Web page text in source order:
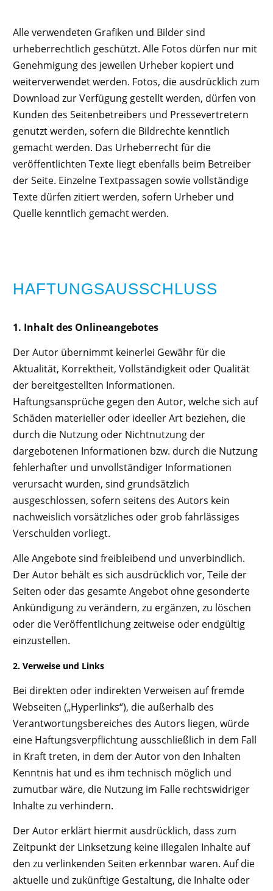
Alle verwendeten Grafiken und Bilder sind
urheberrechtlich geschützt. Alle Fotos dürfen nur mit
Genehmigung des jeweilen Urheber kopiert und
weiterverwendet werden. Fotos, die ausdrücklich zum
Download zur Verfügung gestellt werden, dürfen von
Kunden des Seitenbetreibers und Pressevertretern
genutzt werden, sofern die Bildrechte kenntlich
gemacht werden. Das Urheberrecht für die
veröffentlichten Texte liegt ebenfalls beim Betreiber
der Seite. Einzelne Textpassagen sowie vollständige
Texte dürfen zitiert werden, sofern Urheber und
Quelle kenntlich gemacht werden.
HAFTUNGSAUSSCHLUSS
1. Inhalt des Onlineangebotes
Der Autor übernimmt keinerlei Gewähr für die
Aktualität, Korrektheit, Vollständigkeit oder Qualität
der bereitgestellten Informationen.
Haftungsansprüche gegen den Autor, welche sich auf
Schäden materieller oder ideeller Art beziehen, die
durch die Nutzung oder Nichtnutzung der
dargebotenen Informationen bzw. durch die Nutzung
fehlerhafter und unvollständiger Informationen
verursacht wurden, sind grundsätzlich
ausgeschlossen, sofern seitens des Autors kein
nachweislich vorsätzliches oder grob fahrlässiges
Verschulden vorliegt.
Alle Angebote sind freibleibend und unverbindlich.
Der Autor behält es sich ausdrücklich vor, Teile der
Seiten oder das gesamte Angebot ohne gesonderte
Ankündigung zu verändern, zu ergänzen, zu löschen
oder die Veröffentlichung zeitweise oder endgültig
einzustellen.
2. Verweise und Links
Bei direkten oder indirekten Verweisen auf fremde
Webseiten („Hyperlinks“), die außerhalb des
Verantwortungsbereiches des Autors liegen, würde
eine Haftungsverpflichtung ausschließlich in dem Fall
in Kraft treten, in dem der Autor von den Inhalten
Kenntnis hat und es ihm technisch möglich und
zumutbar wäre, die Nutzung im Falle rechtswidriger
Inhalte zu verhindern.
Der Autor erklärt hiermit ausdrücklich, dass zum
Zeitpunkt der Linksetzung keine illegalen Inhalte auf
den zu verlinkenden Seiten erkennbar waren. Auf die
aktuelle und zukünftige Gestaltung, die Inhalte oder